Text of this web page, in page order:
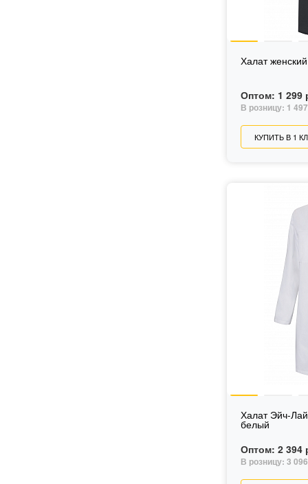
Халат
Оптом: 1 299
В розницу: 1
КУПИТЬ В 1
Халат Эйч-
белый
Оптом: 2 394
В розницу: 3